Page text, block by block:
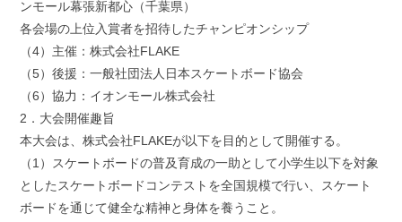
ンモール幕張新都心（千葉県）
各会場の上位入賞者を招待したチャンピオンシップ
（4）主催：株式会社FLAKE
（5）後援：一般社団法人日本スケートボード協会
（6）協力：イオンモール株式会社
2．大会開催趣旨
本大会は、株式会社FLAKEが以下を目的として開催する。
（1）スケートボードの普及育成の一助として小学生以下を対象
としたスケートボードコンテストを全国規模で行い、スケート
ボードを通じて健全な精神と身体を養うこと。